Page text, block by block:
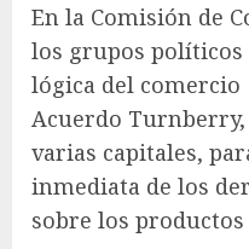
En la Comisión de
los grupos políticos
lógica del comercio
Acuerdo
varias capitales,
inmediata de los
sobre los productos